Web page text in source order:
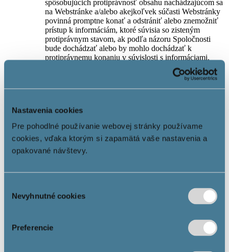
Nastavenia cookies
Pre pohodlné používanie webovej stránky používame
cookies, vďaka ktorým si zapamätá vaše nastavenia a
opakované návštevy.
súhlasu
Nevyhnutné cookies
Preferencie
spôsobujúcich protiprávnosť obsahu nachádzajúcom sa
na Webstránke a/alebo akejkoľvek súčasti Webstránky
povinná promptne konať a odstrániť alebo znemožniť
prístup k informáciám, ktoré súvisia so zisteným
protiprávnym stavom, ak podľa názoru Spoločnosti
bude dochádzať alebo by mohlo dochádzať k
protiprávnemu konaniu v súvislosti s informáciami,
ktoré sú zahrnuté do obsahu Webstránok.
5. Práva a povinnosti Používateľa
Používateľ má právo využívať Služby informačnej
spoločnosti v súlade s týmito Podmienkami používania.
Každý Používateľ je vždy povinný oznámiť
Spoločnosti bezodkladne akékoľvek podozrenie
týkajúce sa protiprávneho obsahu Webstránky a/alebo
jej časti, ktoré by malo alebo mohlo mať vplyv na
presne identifikovať obsah, ktorým by sa mali
právnickej osoby, a špecifikovať aj čo od Spoločnosti
požaduje (napr. odstránenie obsahu), a v čom vidí
zasahovať do Webstránok nepovoleným spôsobom,
vytvárať kópie a/alebo extrahovať kópie obsahu